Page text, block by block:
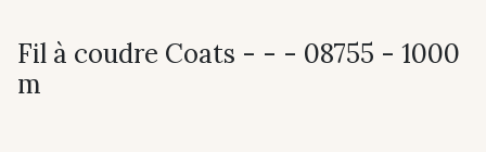
Fil à coudre Coats - - - 08755 - 1000
m